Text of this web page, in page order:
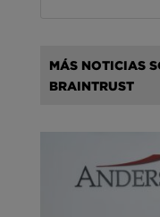
MÁS NOTICIAS
BRAINTRUST